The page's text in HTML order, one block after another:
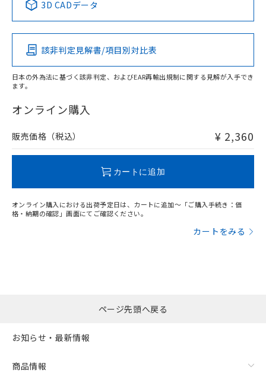
Pb Hg Cd Cr(VI)
O
在庫等で未対応品が混在する可能性があります。
問い合わせください。
3D CADデータ
該非判定見解書/項目別対比表
日本の外為法に基づく該非判定、およびEAR再輸出規制に関する見解が入手でき
ます。
オンライン購入
販売価格（税込） ¥ 2,360
カートに追加
オンライン購入における出荷予定日は、カートに追加～「ご購入手続き：価
格・納期の確認」画面にてご確認ください。
カートをみる
ページ先頭へ戻る
お知らせ・最新情報
商品情報